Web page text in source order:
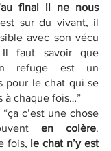
final il ne nous
sur du vivant, il
avec son vécu
faut savoir que
refuge est un
pour le chat qui se
à chaque fois…”
c’est une chose
en colère.
fois, le chat n’y est